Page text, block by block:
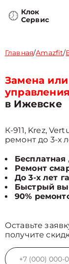
Клок
Сервис
Главная/Amazfit/
Замена
в Ижевске
К-911, Krez,
ремонт до 3-х
Бесплатная
Ремонт
До 3-х лет
Быстрый
90%
Оставьте
получите